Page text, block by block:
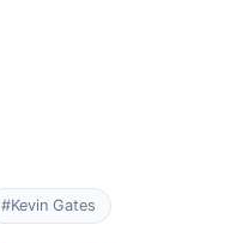
#Kevin Gates